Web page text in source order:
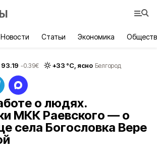
Новости Статьи Экономика
93.19 -0.39€ +33 °С, ясно Белгород
о людях.
МКК Раевского — о
села Богословка Вере